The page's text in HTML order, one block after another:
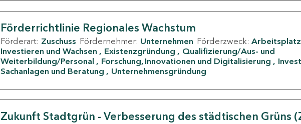
Förderrichtlinie Regionales Wachstum
Förderart: Zuschuss Fördernehmer: Unternehmen Förderzweck:
Investieren und Wachsen
Existenzgründung
Qualifizierung/Aus- und
Weiterbildung/Personal
Forschung, Innovationen und Digitalisierung
Sachanlagen und Beratung
Unternehmensgründung
Zukunft Stadtgrün - Verbesserung des städtischen Grüns